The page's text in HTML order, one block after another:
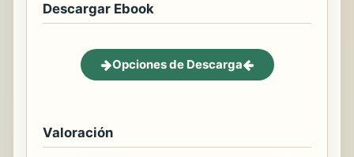
Descargar Ebook
Opciones de Descarga
Valoración